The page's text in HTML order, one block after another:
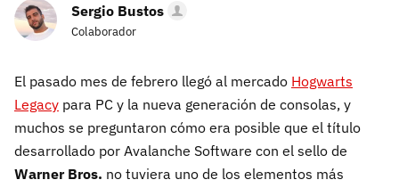
Sergio Bustos
Colaborador
El pasado mes de febrero llegó al mercado Hogwarts
Legacy para PC y la nueva generación de consolas, y
muchos se preguntaron cómo era posible que el título
desarrollado por Avalanche Software con el sello de
Warner Bros. no tuviera uno de los elementos más